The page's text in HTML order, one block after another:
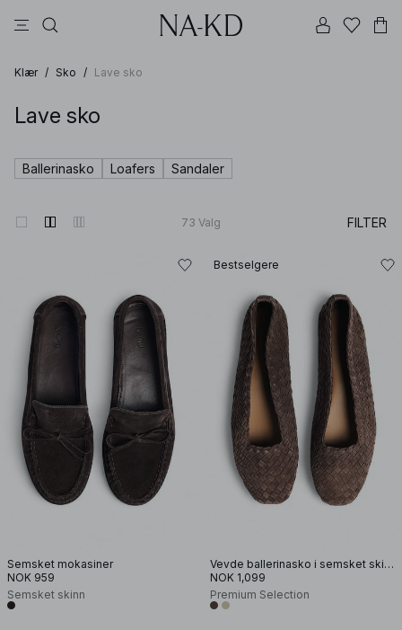
Klær / Sko / Lave sko
Lave sko
Ballerinasko Loafers Sandaler
73 Valg FILTER
Semsket mokasiner
NOK 959
Semsket skinn
Bestselgere
Vevde ballerinasko i semsket skinn
NOK 1,099
Premium Selection